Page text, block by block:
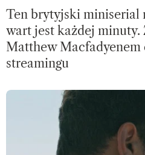
Ten brytyjski miniserial
wart jest każdej minuty.
Matthew Macfadyenem
streamingu